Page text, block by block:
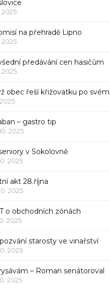
2025
na přehradě Lipno
2025
předávání cen hasičům
2025
obec řeší křižovatku po svém
2025
– gastro tip
2025
v Sokolovně
2025
akt 28.října
2025
o obchodních zónách
2025
starosty ve vinařství
2025
– Roman senátoroval
2025